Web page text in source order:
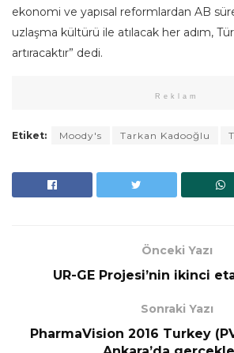
ekonomi ve yapısal reformlardan AB
uzlaşma kültürü ile atılacak her adım,
artıracaktır” dedi.
Reklam
Etiket: Moody's Tarkan Kadooğlu
Önceki Yazı
UR-GE Projesi’nin ikinci
Sonraki Yazı
PharmaVision 2016 Turkey